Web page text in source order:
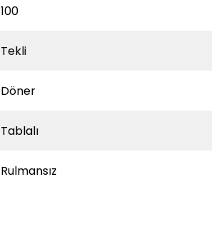
100
Tekli
Döner
Tablalı
Rulmansız